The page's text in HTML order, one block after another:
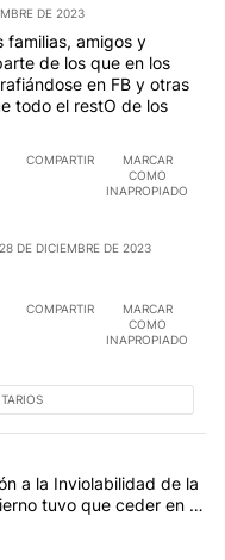
DE 2023
familias, amigos y
de los que en los
en FB y otras
todo el restO de los
COMPARTIR
MARCAR
COMO
INAPROPIADO
28 DE DICIEMBRE DE 2023
COMPARTIR
MARCAR
COMO
INAPROPIADO
comentarios en los
Senado dio media
a la Inviolabilidad de la
tuvo que ceder en la